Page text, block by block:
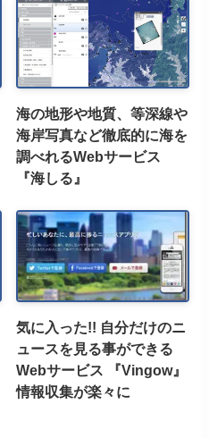
海の地形や地質、等深線や
海岸写真など徹底的に海を
調べれるWebサービス
『海しる』
気に入った!! 自分だけのニ
ュースを見る事ができる
Webサービス 『Vingow』
情報収集が楽々に